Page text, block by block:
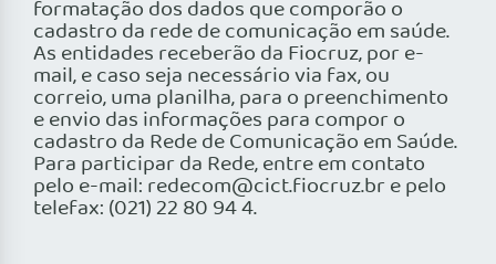
formatação dos dados que comporão o
cadastro da rede de comunicação em saúde.
As entidades receberão da Fiocruz, por e-
mail, e caso seja necessário via fax, ou
correio, uma planilha, para o preenchimento
e envio das informações para compor o
cadastro da Rede de Comunicação em Saúde.
Para participar da Rede, entre em contato
pelo e-mail: redecom@cict.fiocruz.br e pelo
telefax: (021) 22 80 94 4.